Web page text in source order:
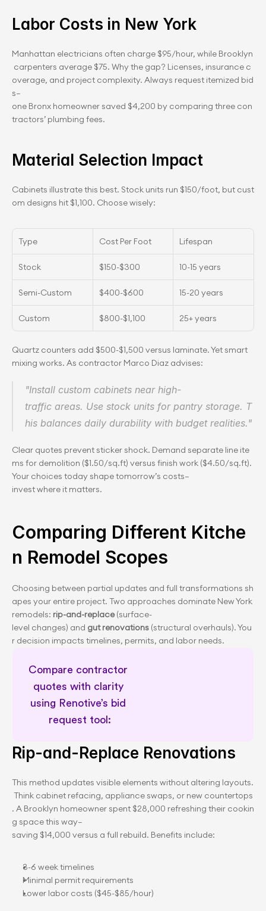
Labor Costs in New York
Manhattan electricians often charge $95/hour, while Brooklyn
carpenters average $75. Why the gap? Licenses, insurance c
overage, and project complexity. Always request itemized bid
s—
one Bronx homeowner saved $4,200 by comparing three con
tractors’ plumbing fees.
Material Selection Impact
Cabinets illustrate this best. Stock units run $150/foot, but cust
om designs hit $1,100. Choose wisely:
Type Cost Per Foot Lifespan
Stock $150-$300 10-15 years
Semi-Custom $400-$600 15-20 years
Custom $800-$1,100 25+ years
Quartz counters add $500-$1,500 versus laminate. Yet smart
mixing works. As contractor Marco Diaz advises:
"Install custom cabinets near high-
traffic areas. Use stock units for pantry storage. T
his balances daily durability with budget realities."
Clear quotes prevent sticker shock. Demand separate line ite
ms for demolition ($1.50/sq.ft) versus finish work ($4.50/sq.ft).
Your choices today shape tomorrow’s costs—
invest where it matters.
Comparing Different Kitche
n Remodel Scopes
Choosing between partial updates and full transformations sh
apes your entire project. Two approaches dominate New York
remodels: rip-and-replace (surface-
level changes) and gut renovations (structural overhauls). You
r decision impacts timelines, permits, and labor needs.
Compare contractor
quotes with clarity
using Renotive’s bid
request tool:
Rip-and-Replace Renovations
This method updates visible elements without altering layouts.
Think cabinet refacing, appliance swaps, or new countertops
. A Brooklyn homeowner spent $28,000 refreshing their cookin
g space this way—
saving $14,000 versus a full rebuild. Benefits include:
3-6 week timelines
Minimal permit requirements
Lower labor costs ($45-$85/hour)